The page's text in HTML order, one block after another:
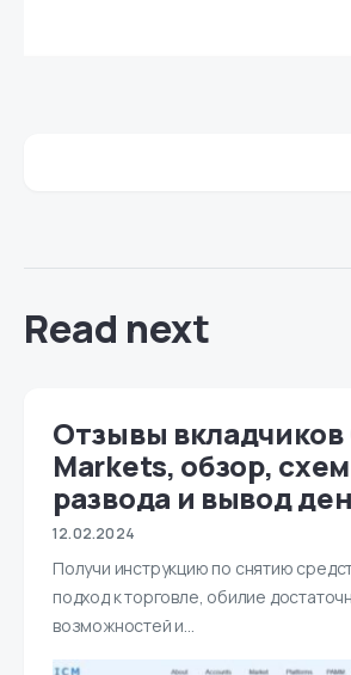
Read next
Отзывы вкладчиков
Markets, обзор,
развода и вывод
12.02.2024
Получи инструкцию по снятию
подход к торговле, обилие
возможностей и…